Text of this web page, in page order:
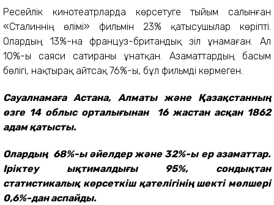
Ресейлік кинотеатрларда көрсетуге тыйым салынған
«Сталиннің өлімі» фильмін 23% қатысушылар көріпті.
Олардың 13%-на француз-британдық әзіл ұнамаған. Ал
10%-ы саяси сатираны ұнатқан. Азаматтардың басым
бөлігі, нақтырақ айтсақ 76%-ы, бұл фильмді көрмеген.
Сауалнамаға Астана, Алматы және Қазақстанның
өзге 14 облыс орталығынан 16 жастан асқан 1862
адам қатысты.
Олардың 68%-ы әйелдер және 32%-ы ер азаматтар.
Іріктеу ықтималдығы 95%, сондықтан
статистикалық көрсеткіш қателігінің шекті мөлшері
0,6%-дан аспайды.